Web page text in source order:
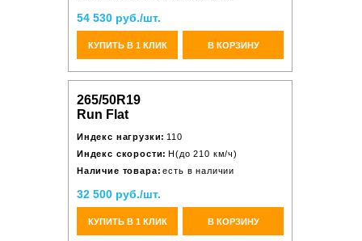
54 530 руб./шт.
КУПИТЬ В 1 КЛИК В КОРЗИНУ
265/50R19
Run Flat
Индекс нагрузки: 110
Индекс скорости: H(до 210 км/ч)
Наличие товара: есть в наличии
32 500 руб./шт.
КУПИТЬ В 1 КЛИК В КОРЗИНУ